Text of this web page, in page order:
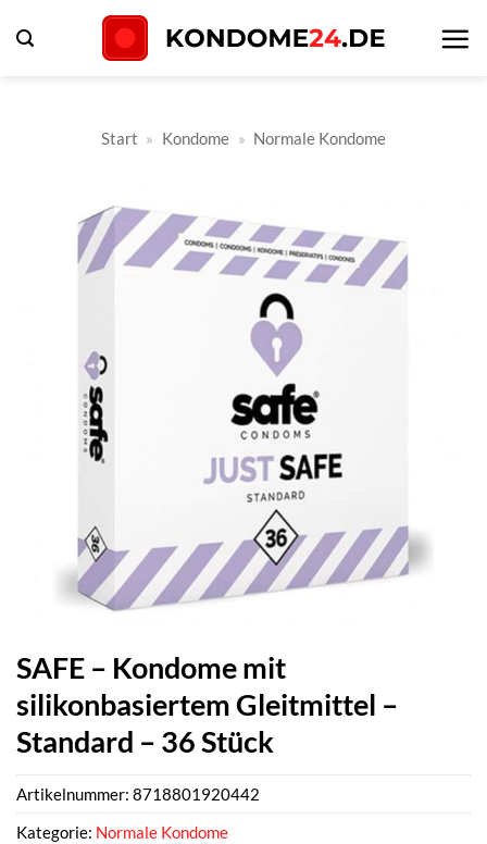
Inhalt
Start » Kondome » Normale Kondome
SAFE – Kondome mit
silikonbasiertem Gleitmittel –
Standard – 36 Stück
Artikelnummer: 8718801920442
Kategorie: Normale Kondome